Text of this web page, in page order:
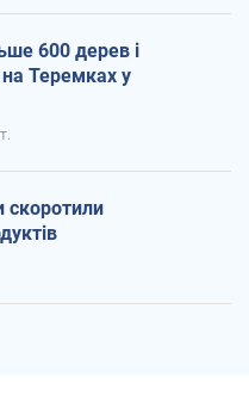
600 дерев і
Теремках у
скоротили